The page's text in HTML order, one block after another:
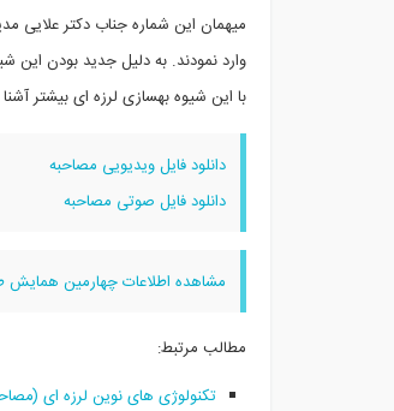
وارد نمودند. به دلیل جدید بودن این
با این شیوه بهسازی لرزه ای بیشتر آشنا شوند.
دانلود فایل ویدیویی مصاحبه
دانلود فایل صوتی مصاحبه
مشاهده اطلاعات چهارمین همایش
مطالب مرتبط:
تکنولوژی های نوین لرزه ای (مصاحبه اختصاصی ۸۰۸ با شرکت